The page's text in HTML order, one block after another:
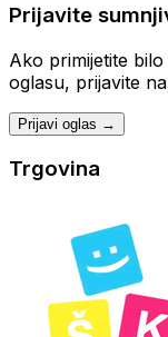
Prijavite
Ako primijetite
oglasu, prijavite
Prijavi oglas →
Trgovina